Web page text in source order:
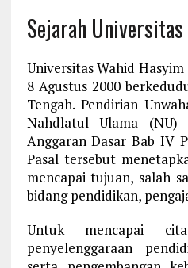
Sejarah
Universitas Wahid
8 Agustus 2000
Tengah. Pendirian
Nahdlatul Ulama
Anggaran Dasar Bab IV
Pasal tersebut
mencapai tujuan, salah
bidang pendidikan,
Untuk mencapai
penyelenggaraan